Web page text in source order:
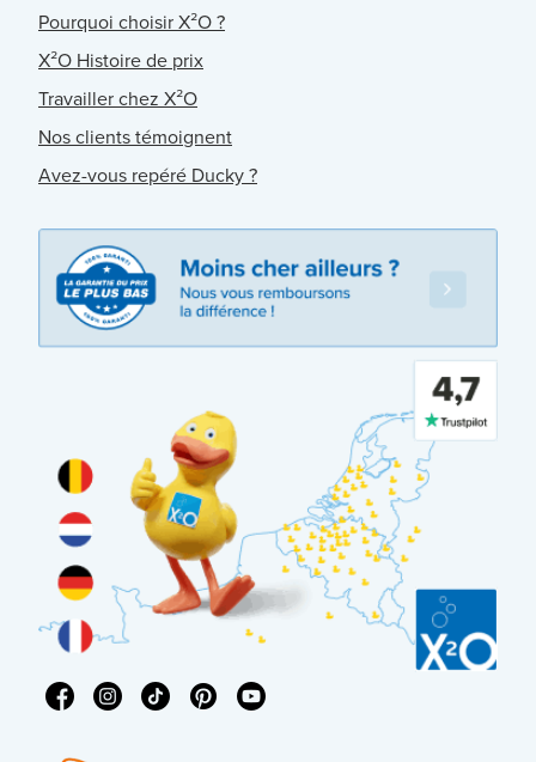
Pourquoi choisir X²O ?
X²O Histoire de prix
Travailler chez X²O
Nos clients témoignent
Avez-vous repéré Ducky ?